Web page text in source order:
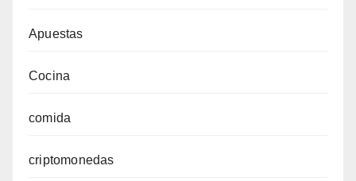
Apuestas
Cocina
comida
criptomonedas